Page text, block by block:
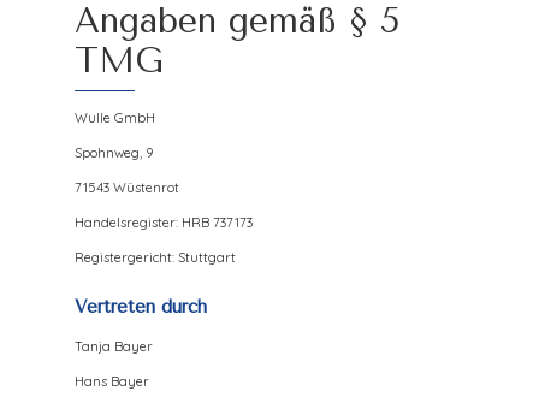
Angaben gemäß § 5
TMG
Wulle GmbH
Spohnweg, 9
71543 Wüstenrot
Handelsregister: HRB 737173
Registergericht: Stuttgart
Vertreten durch
Tanja Bayer
Hans Bayer